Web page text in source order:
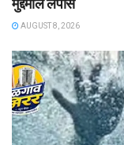
मुद्देमाल लंपास
AUGUST 8, 2026